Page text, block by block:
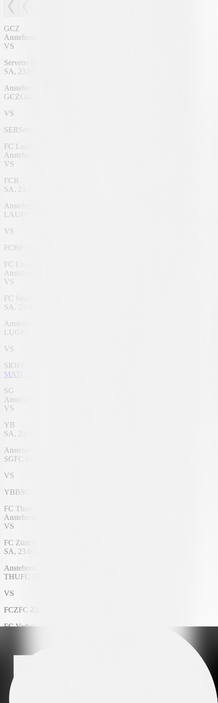
GCZ
Anstehend
VS
Servette FC
SA, 23.01.2027
Anstehend
GCZGrasshoppers
VS
SERServette FC
FC Lausanne
Anstehend
VS
FCB
SA, 23.01.2027
Anstehend
LAU
VS
FCB
FC Lugano
Anstehend
VS
FC Sion
SA, 23.01.2027
Anstehend
LUG
VS
SIOFC Sion
MATCHCENTER
SG
Anstehend
VS
YB
SA, 23.01.2027
Anstehend
SGFC St.Gallen 1879
VS
YBBSC Young Boys
FC Thun
Anstehend
VS
FC Zürich
SA, 23.01.2027
Anstehend
THUFC Thun
VS
FCZFC Zürich
FC Vaduz
Anstehend
VAD